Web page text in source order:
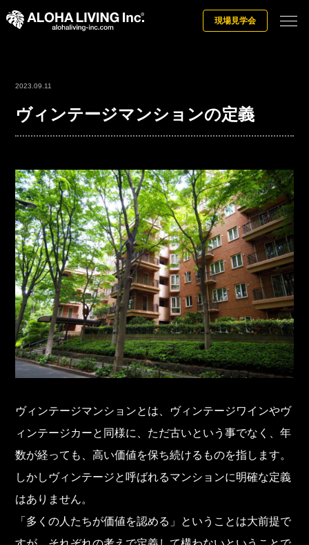
現場見学会
2023.09.11
ヴィンテージマンションの定義
ヴィンテージマンションとは、ヴィンテージワインやヴ
ィンテージカーと同様に、ただ古いという事でなく、年
数が経っても、高い価値を保ち続けるものを指します。
しかしヴィンテージと呼ばれるマンションに明確な定義
はありません。
「多くの人たちが価値を認める」ということは大前提で